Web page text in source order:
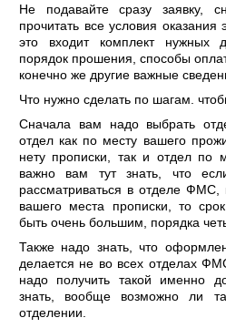
Не подавайте сразу заявку,
прочитать все условия
это входит комплект нужных
порядок прошения, способы
конечно же другие важные
Что нужно сделать по шагам.
Сначала вам надо выбрать
отдел как по месту вашего
нету прописки, так и отдел по
важно вам тут знать, что
рассматриваться в отделе ФМС,
вашего места прописки, то
быть очень большим, порядка
Также надо знать, что
делается не во всех отделах
надо получить такой именно
знать, вообще возможно ли
отделении.